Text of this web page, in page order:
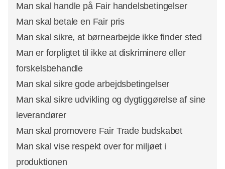
Man skal handle på Fair handelsbetingelser
Man skal betale en Fair pris
Man skal sikre, at børnearbejde ikke finder sted
Man er forpligtet til ikke at diskriminere eller
forskelsbehandle
Man skal sikre gode arbejdsbetingelser
Man skal sikre udvikling og dygtiggørelse af sine
leverandører
Man skal promovere Fair Trade budskabet
Man skal vise respekt over for miljøet i
produktionen